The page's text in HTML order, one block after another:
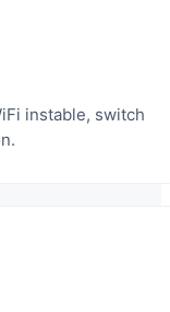
instable, switch